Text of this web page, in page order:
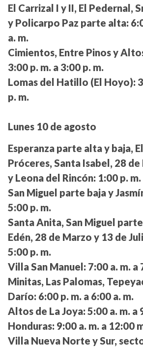
El Carrizal I y II, El Pedernal,
y Policarpo Paz parte alta:
a. m.
Cimientos, Entre Pinos y
3:00 p. m. a 3:00 p. m.
Lomas del Hatillo (El Hoyo):
p. m.
Lunes 10 de agosto
Esperanza parte alta y baja,
Próceres, Santa Isabel, 28
y Leona del Rincón: 1:00 p.
San Miguel parte baja y
5:00 p. m.
Santa Anita, San Miguel
Edén, 28 de Marzo y 13 de
5:00 p. m.
Villa San Manuel: 7:00 a. m. a
Minitas, Las Palomas,
Darío: 6:00 p. m. a 6:00 a. m.
Altos de La Joya: 5:00 a. m. a
Honduras: 9:00 a. m. a 12:00
Villa Nueva Norte y Sur,